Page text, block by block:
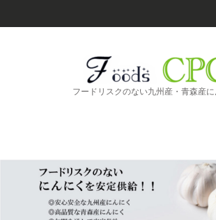
フードリスクのない九州産・青森産に